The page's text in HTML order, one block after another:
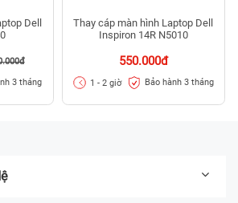
Dell
3 tháng
Thay cáp màn hình Laptop Dell
Inspiron 14R N5010
550.000đ
1 - 2 giờ Bảo hành 3 tháng